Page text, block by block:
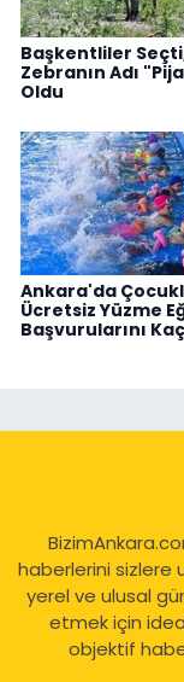
Başkentliler
Zebranın Adı
Oldu
Ankara'da
Ücretsiz Yüzme
Başvurularını
haberlerini sizlere
yerel ve ulusal
etmek için
objektif